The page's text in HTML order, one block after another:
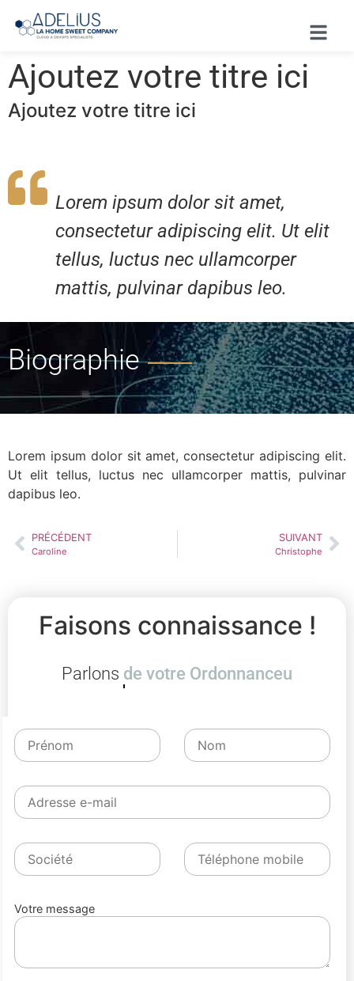
Ajoutez votre titre ici
Ajoutez votre titre ici
Lorem ipsum dolor sit amet,
consectetur adipiscing elit. Ut elit
tellus, luctus nec ullamcorper
mattis, pulvinar dapibus leo.
Biographie
Lorem ipsum dolor sit amet, consectetur adipiscing elit.
Ut elit tellus, luctus nec ullamcorper mattis, pulvinar
dapibus leo.
PRÉCÉDENT
Caroline
SUIVANT
Christophe
Faisons connaissance !
Parlons de votre
Votre message